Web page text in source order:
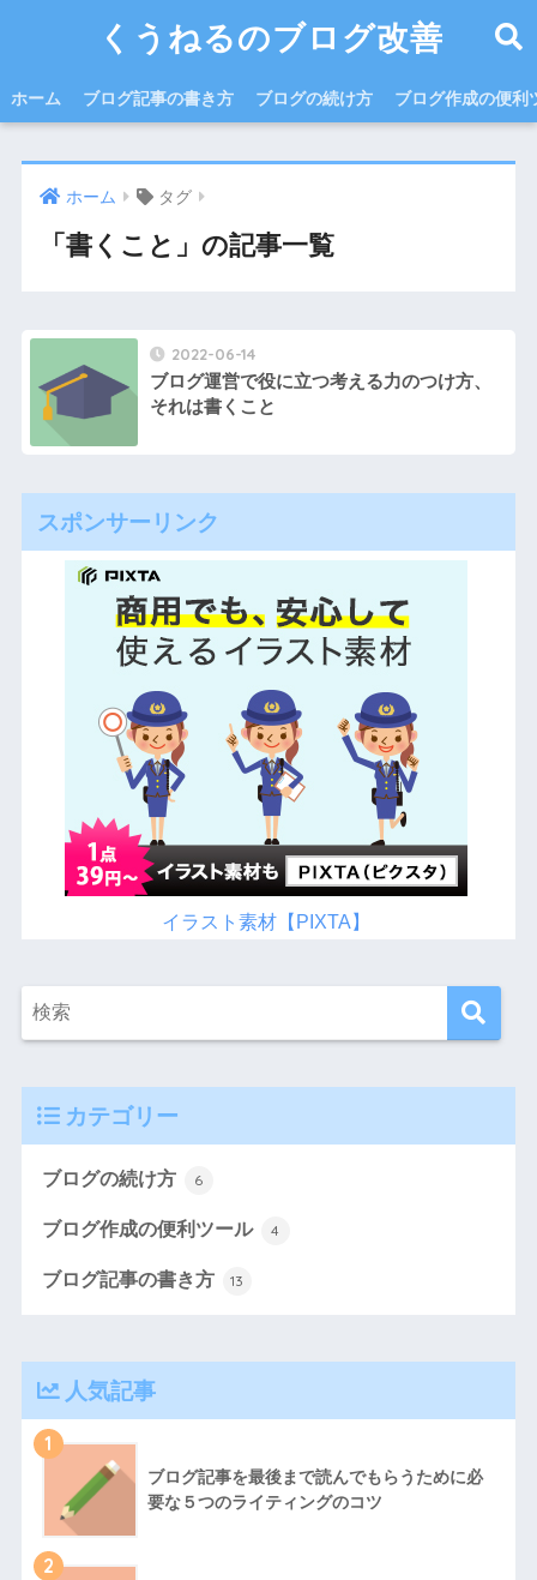
くうねるのブログ改善
ホーム ブログ記事の書き方 ブログの続け方 ブログ作成の便利
ホーム タグ
「書くこと」の記事一覧
2022-06-14
ブログ運営で役に立つ考える力のつけ方、
それは書くこと
スポンサーリンク
イラスト素材【PIXTA】
カテゴリー
ブログの続け方 6
ブログ作成の便利ツール 4
ブログ記事の書き方 13
人気記事
1
ブログ記事を最後まで読んでもらうために必
要な５つのライティングのコツ
2